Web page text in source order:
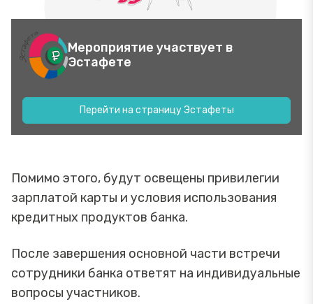
Мероприятие участвует в
Эстафете
Перейти на страницу Эстафеты
Помимо этого, будут освещены привилегии
зарплатой карты и условия использования
кредитных продуктов банка.
После завершения основной части встречи
сотрудники банка ответят на индивидуальные
вопросы участников.